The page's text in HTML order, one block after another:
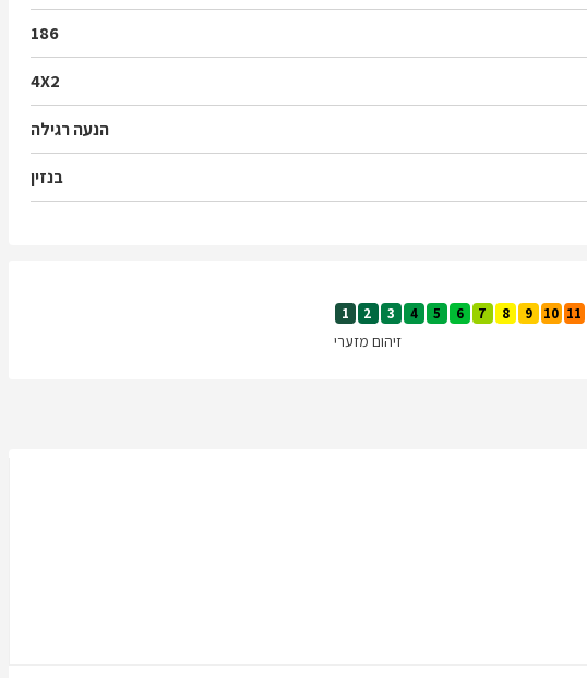
186
4X2
הנעה רגילה
בנזין
1 2 3 4 5 6 7 8 9 10 11
זיהום מזערי